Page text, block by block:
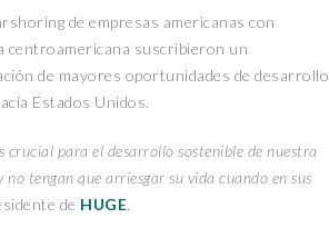
de empresas americanas con
centroamericana suscribieron un
de mayores oportunidades de desarrollo
Estados Unidos.
para el desarrollo sostenible de nuestra
tengan que arriesgar su vida cuando en sus
de HUGE.